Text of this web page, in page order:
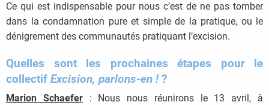
Ce qui est indispensable pour nous c’est de ne pas tomber
dans la condamnation pure et simple de la pratique, ou le
dénigrement des communautés pratiquant l’excision.
Quelles sont les prochaines étapes pour le
collectif Excision, parlons-en !?
Marion Schaefer: Nous nous réunirons le 13 avril, à